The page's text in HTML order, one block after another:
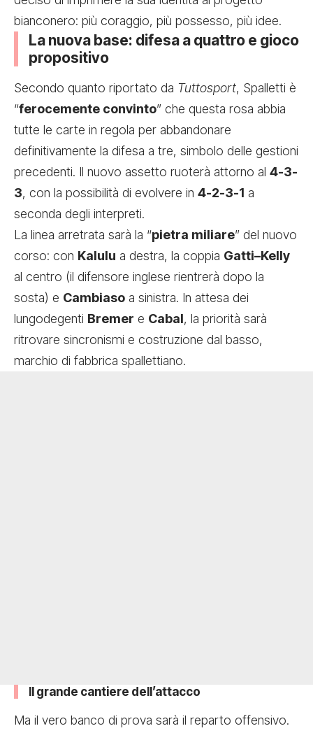
bianconero: più coraggio, più possesso, più idee.
La nuova base: difesa a quattro e gioco
propositivo
Secondo quanto riportato da Tuttosport, Spalletti è
“ferocemente convinto” che questa rosa abbia
tutte le carte in regola per abbandonare
definitivamente la difesa a tre, simbolo delle gestioni
precedenti. Il nuovo assetto ruoterà attorno al 4-3-
3, con la possibilità di evolvere in 4-2-3-1 a
seconda degli interpreti.
La linea arretrata sarà la “pietra miliare” del nuovo
corso: con Kalulu a destra, la coppia Gatti–Kelly
al centro (il difensore inglese rientrerà dopo la
sosta) e Cambiaso a sinistra. In attesa dei
lungodegenti Bremer e Cabal, la priorità sarà
ritrovare sincronismi e costruzione dal basso,
marchio di fabbrica spallettiano.
Il grande cantiere dell’attacco
Ma il vero banco di prova sarà il reparto offensivo.